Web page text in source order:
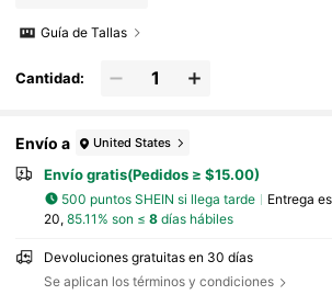
Guía de Tallas
Cantidad:
Envío a United States
Envío gratis(Pedidos ≥ $15.00)
500 puntos SHEIN si llega tarde Entrega
20, 85.11% son ≤ 8días hábiles
Devoluciones gratuitas en 30 días
Se aplican los términos y condiciones